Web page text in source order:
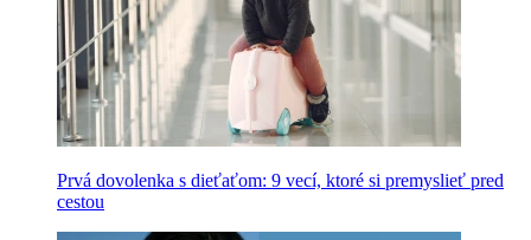
Prvá dovolenka s dieťaťom: 9 vecí, ktoré si premyslieť pred
cestou